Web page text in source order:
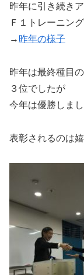
昨年に引き続き
Ｆ１トレーニン
→ 昨年の様子
昨年は最終種目
３位でしたが
今年は優勝しま
表彰されるのは